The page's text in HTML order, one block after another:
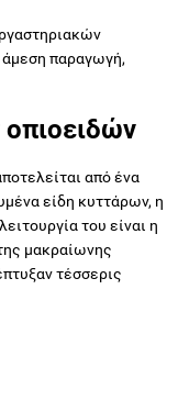
άμεση παραγωγή,
από ένα
είδη κυττάρων, η
του είναι η
μακραίωνης
τέσσερις